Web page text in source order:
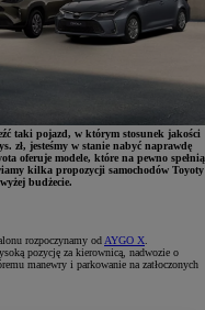
taki pojazd, w którym stosunek jakości
zł, jesteśmy w stanie nabyć naprawdę
oferuje modele, które na pewno spełnią
kilka propozycji samochodów Toyoty
budżecie.
rozpoczynamy od AYGO X
pozycję za kierownicą, nadwozie o
manewry i parkowanie na zatłoczonych